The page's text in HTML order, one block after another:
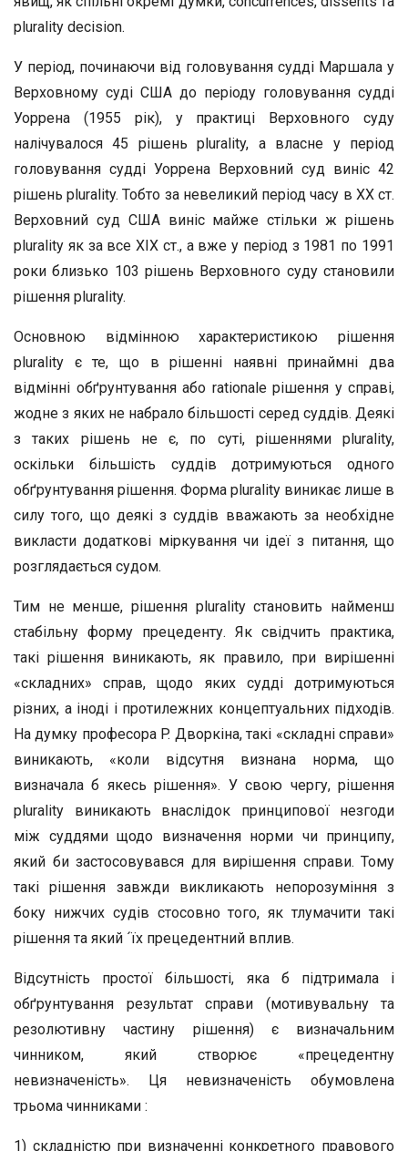
plurality decision.
У період, починаючи від головування судді Маршала у
Верховному суді США до періоду головування судді
Уоррена (1955 рік), у практиці Верховного суду
налічувалося 45 рішень plurality, а власне у період
головування судді Уоррена Верховний суд виніс 42
рішень plurality. Тобто за невеликий період часу в ХХ ст.
Верховний суд США виніс майже стільки ж рішень
plurality як за все ХІХ ст., а вже у період з 1981 по 1991
роки близько 103 рішень Верховного суду становили
рішення plurality.
Основною відмінною характеристикою рішення
plurality є те, що в рішенні наявні принаймні два
відмінні обґрунтування або rationale рішення у справі,
жодне з яких не набрало більшості серед суддів. Деякі
з таких рішень не є, по суті, рішеннями plurality,
оскільки більшість суддів дотримуються одного
обґрунтування рішення. Форма plurality виникає лише в
силу того, що деякі з суддів вважають за необхідне
викласти додаткові міркування чи ідеї з питання, що
розглядається судом.
Тим не менше, рішення plurality становить найменш
стабільну форму прецеденту. Як свідчить практика,
такі рішення виникають, як правило, при вирішенні
«складних» справ, щодо яких судді дотримуються
різних, а іноді і протилежних концептуальних підходів.
На думку професора P. Дворкіна, такі «складні справи»
виникають, «коли відсутня визнана норма, що
визначала б якесь рішення». У свою чергу, рішення
plurality виникають внаслідок принципової незгоди
між суддями щодо визначення норми чи принципу,
який би застосовувався для вирішення справи. Тому
такі рішення завжди викликають непорозуміння з
боку нижчих судів стосовно того, як тлумачити такі
рішення та який ´їх прецедентний вплив.
Відсутність простої більшості, яка б підтримала і
обґрунтування результат справи (мотивувальну та
резолютивну частину рішення) є визначальним
чинником, який створює «прецедентну
невизначеність». Ця невизначеність обумовлена
трьома чинниками :
1) складністю при визначенні конкретного правового